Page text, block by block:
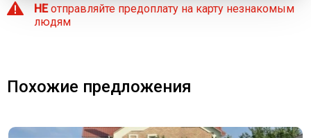
НЕотправляйте предоплату на карту незнакомым
людям
Похожие предложения